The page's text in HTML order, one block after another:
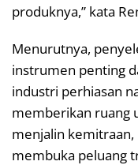
produknya,” kata
Menurutnya,
instrumen penting
industri perhiasan
memberikan ruang
menjalin
membuka peluang